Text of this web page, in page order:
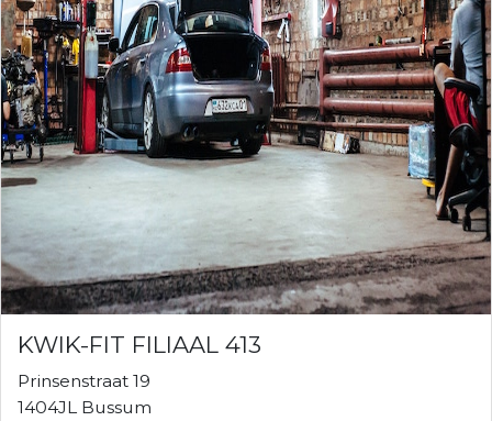
KWIK-FIT FILIAAL 413
Prinsenstraat 19
1404JL Bussum